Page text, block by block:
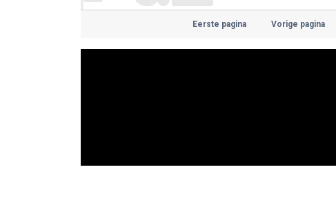
Eerste pagina Vorige pagina